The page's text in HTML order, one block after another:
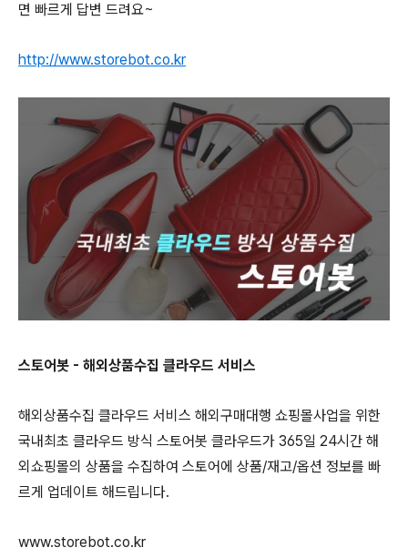
면 빠르게 답변 드려요~
http://www.storebot.co.kr
스토어봇 - 해외상품수집 클라우드 서비스
해외상품수집 클라우드 서비스 해외구매대행 쇼핑몰사업을 위한
국내최초 클라우드 방식 스토어봇 클라우드가 365일 24시간 해
외쇼핑몰의 상품을 수집하여 스토어에 상품/재고/옵션 정보를 빠
르게 업데이트 해드립니다.
www.storebot.co.kr